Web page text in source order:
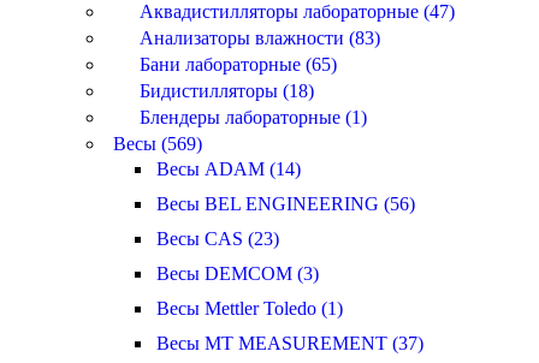
Аквадистилляторы лабораторные (47)
Анализаторы влажности (83)
Бани лабораторные (65)
Бидистилляторы (18)
Блендеры лабораторные (1)
Весы (569)
Весы ADAM (14)
Весы BEL ENGINEERING (56)
Весы CAS (23)
Весы DEMCOM (3)
Весы Mettler Toledo (1)
Весы MT MEASUREMENT (37)